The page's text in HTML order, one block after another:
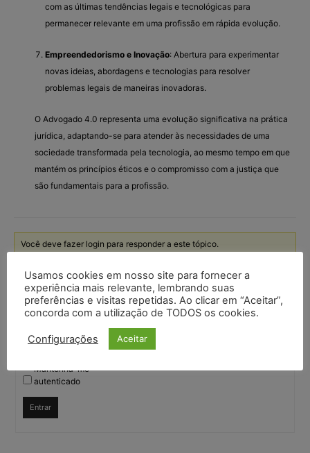
com as últimas tendências legais e tecnológicas para
permanecer relevante em uma profissão em rápida evolução.
Empreendedorismo e Inovação: Abertura para experimentar
novas ideias, abordagens e tecnologias para resolver
problemas legais de maneiras inovadoras.
O Advogado 4.0 representa uma evolução significativa na prática
jurídica, adaptando-se para atender às necessidades de uma
sociedade transformada pela tecnologia, ao mesmo tempo em que
mantém os princípios éticos e o compromisso com a justiça que
são fundamentais para a profissão.
Você deve fazer login para responder a este tópico.
Nome de usuário:
Mantenha-me
autenticado
Entrar
Usamos cookies em nosso site para fornecer a
experiência mais relevante, lembrando suas
preferências e visitas repetidas. Ao clicar em “Aceitar”,
concorda com a utilização de TODOS os cookies.
Configurações Aceitar